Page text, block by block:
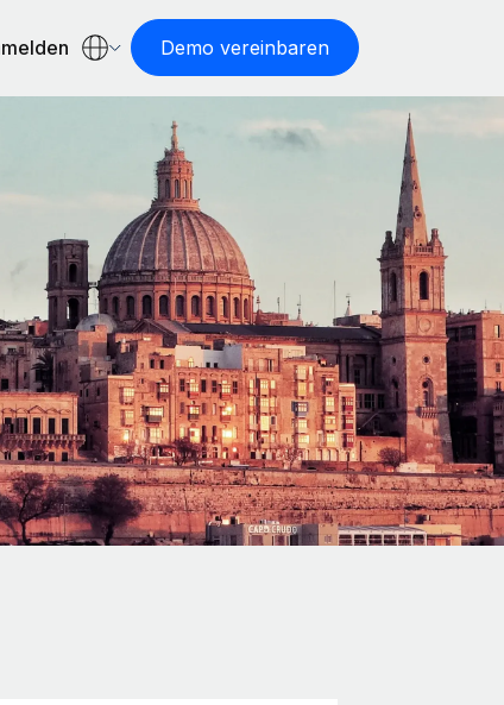
Demo vereinbaren